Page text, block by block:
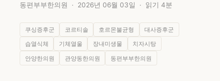
동편부부한의원 · 2026년 06월 03일 · 읽기 4분
쿠싱증후군 코르티솔 호르몬불균형
대사증후군
습열식체
기체열울 장내미생물
치자시탕
안양한의원
관양동한의원 동편부부한의원